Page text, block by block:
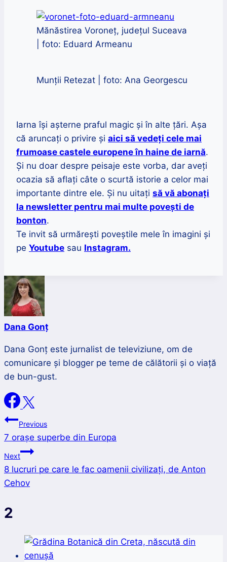
Mănăstirea Voroneț, județul Suceava
| foto: Eduard Armeanu
Munții Retezat | foto: Ana Georgescu
Iarna își așterne praful magic și în alte țări. Așa
că aruncați o privire și aici să vedeți cele mai
frumoase castele europene în haine de iarnă.
Și nu doar despre peisaje este vorba, dar aveți
ocazia să aflați câte o scurtă istorie a celor mai
importante dintre ele. Și nu uitați să vă abonați
la newsletter pentru mai multe povești de
bonton.
Te invit să urmărești poveștile mele în imagini și
pe Youtube sau Instagram.
Dana Gonț
Dana Gonț este jurnalist de televiziune, om de
comunicare și blogger pe teme de călătorii și o viață
de bun-gust.
Navigare
în
articole
Previous
7 orașe superbe din Europa
Next
8 lucruri pe care le fac oamenii civilizați, de Anton
Cehov
2